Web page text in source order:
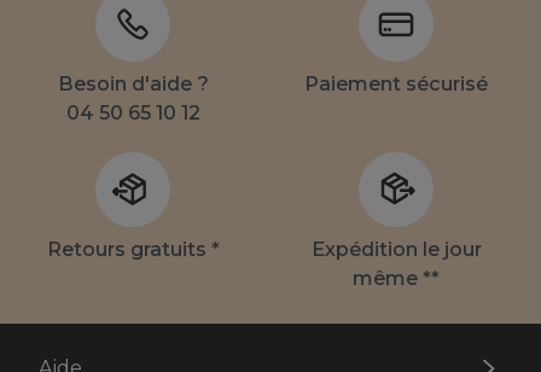
Besoin d'aide ?
04 50 65 10 12
Paiement sécurisé
Retours gratuits *
Expédition le jour
même **